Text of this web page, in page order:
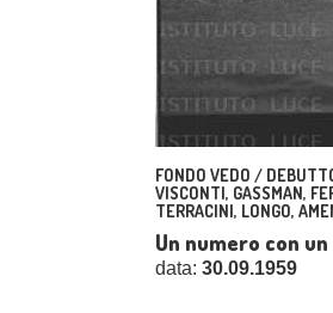
FONDO VEDO /
VISCONTI, GASSMAN,
TERRACINI, LONGO,
Un numero con
data: 30.09.1959